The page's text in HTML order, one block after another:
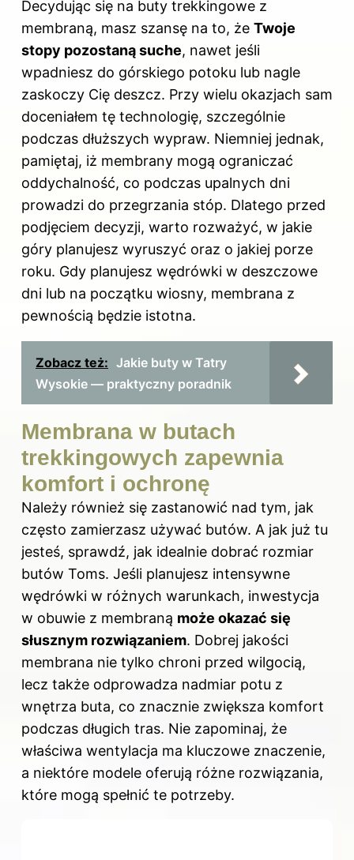
Decydując się na buty trekkingowe z
membraną, masz szansę na to, że Twoje
stopy pozostaną suche, nawet jeśli
wpadniesz do górskiego potoku lub nagle
zaskoczy Cię deszcz. Przy wielu okazjach sam
doceniałem tę technologię, szczególnie
podczas dłuższych wypraw. Niemniej jednak,
pamiętaj, iż membrany mogą ograniczać
oddychalność, co podczas upalnych dni
prowadzi do przegrzania stóp. Dlatego przed
podjęciem decyzji, warto rozważyć, w jakie
góry planujesz wyruszyć oraz o jakiej porze
roku. Gdy planujesz wędrówki w deszczowe
dni lub na początku wiosny, membrana z
pewnością będzie istotna.
Zobacz też: Jakie buty w Tatry
Wysokie — praktyczny poradnik
Membrana w butach
trekkingowych zapewnia
komfort i ochronę
Należy również się zastanowić nad tym, jak
często zamierzasz używać butów. A jak już tu
jesteś, sprawdź, jak idealnie dobrać rozmiar
butów Toms. Jeśli planujesz intensywne
wędrówki w różnych warunkach, inwestycja
w obuwie z membraną może okazać się
słusznym rozwiązaniem. Dobrej jakości
membrana nie tylko chroni przed wilgocią,
lecz także odprowadza nadmiar potu z
wnętrza buta, co znacznie zwiększa komfort
podczas długich tras. Nie zapominaj, że
właściwa wentylacja ma kluczowe znaczenie,
a niektóre modele oferują różne rozwiązania,
które mogą spełnić te potrzeby.